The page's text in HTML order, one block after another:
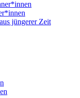
jüngerer Zeit